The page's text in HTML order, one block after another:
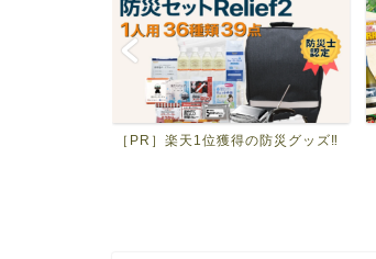
［PR］楽天1位獲得の防災グッズ‼